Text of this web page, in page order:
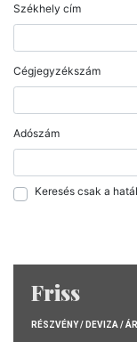
Székhely cím
Cégjegyzékszám
Adószám
Keresés csak a
Friss
RÉSZVÉNY / DEVIZA /